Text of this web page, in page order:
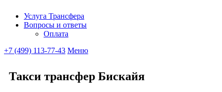
Ubitaxi
Услуга Трансфера
Вопросы и ответы
Оплата
+7 (499) 113-77-43 Меню
Такси трансфер Бискайя